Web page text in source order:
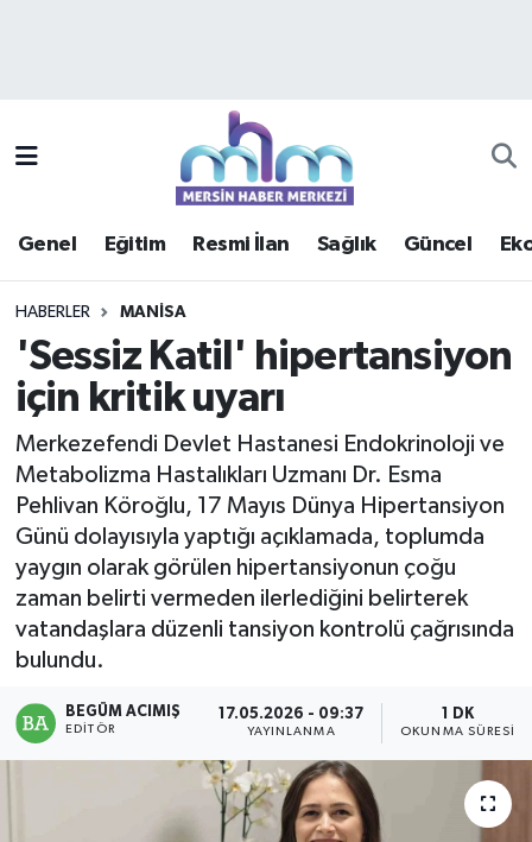
Genel Eğitim Resmi İlan Sağlık Güncel
HABERLER MANISA
'Sessiz Katil' hipertansiyon
için kritik uyarı
Merkezefendi Devlet Hastanesi Endokrinoloji ve
Metabolizma Hastalıkları Uzmanı Dr. Esma
Pehlivan Köroğlu, 17 Mayıs Dünya Hipertansiyon
Günü dolayısıyla yaptığı açıklamada, toplumda
yaygın olarak görülen hipertansiyonun çoğu
zaman belirti vermeden ilerlediğini belirterek
vatandaşlara düzenli tansiyon kontrolü çağrısında
bulundu.
BEGÜM ACIMIŞ
EDITÖR
17.05.2026 - 09:37
YAYINLANMA
1 DK
OKUNMA SÜRESI
Güncel
Haberde insan
Kültür - Sanat
Magazin
Mersin
Özel Haber
Mersin Trafik Yoğunluk Haritası
Süper Lig Puan Durumu ve Fikstür
Haber Arşivi